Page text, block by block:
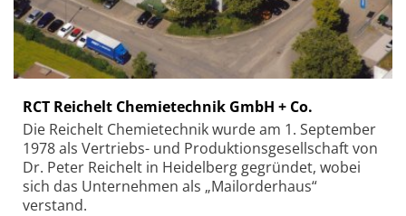
RCT Reichelt Chemietechnik GmbH + Co.
Die Reichelt Chemietechnik wurde am 1. September
1978 als Vertriebs- und Produktionsgesellschaft von
Dr. Peter Reichelt in Heidelberg gegründet, wobei
sich das Unternehmen als „Mailorderhaus“
verstand.